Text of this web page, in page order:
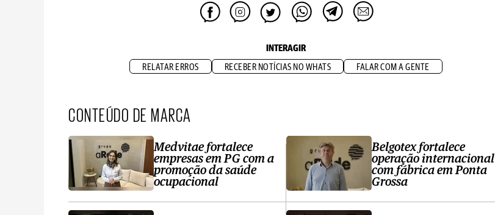
INTERAGIR
RELATAR ERROS RECEBER NOTÍCIAS NO WHATS FALAR COM A GENTE
CONTEÚDO DE MARCA
Medvitae fortalece
empresas em PG com a
promoção da saúde
ocupacional
Belgotex fortalece
operação internacional
com fábrica em Ponta
Grossa